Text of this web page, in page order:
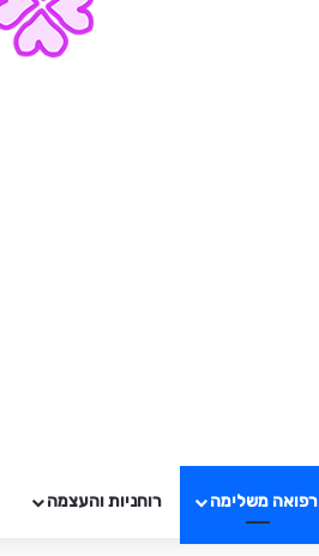
רפואה משלימה רוחניות והעצמה